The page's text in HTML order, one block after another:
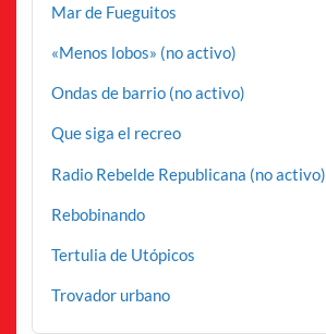
Mar de Fueguitos
«Menos lobos» (no activo)
Ondas de barrio (no activo)
Que siga el recreo
Radio Rebelde Republicana (no activo)
Rebobinando
Tertulia de Utópicos
Trovador urbano